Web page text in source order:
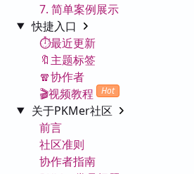
7. 简单案例展示
快捷入口
⏱️最近更新
🔖主题标签
🧣协作者
🎬视频教程
Hot
关于PKMer社区
前言
社区准则
协作者指南